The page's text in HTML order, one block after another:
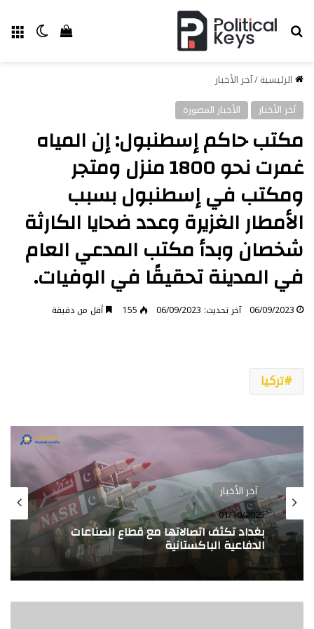
إستعراض بحث عن
الرئيسية/آخر الأخبار
آخر الأخبار
الأخبار المصورة
مكتب حاكم إسطنبول: إن المياه
غمرت نحو 1800 منزل ومتجر
ومكتب في إسطنبول بسبب
الأمطار الغزيرة وعدد ضحايا الكارثة
شخصان وبدأ مكتب المدعي العام
في المدينة تحقيقًا في الوفيات.
06/09/2023 آخر تحديث: 06/09/2023 155 أقل من دقيقة
تركيا
آخر الأخبار
01/10/2025
بغداد تكثف اتصالاتها مع قطاع الصناعات
الدفاعية الباكستانية
عاجل